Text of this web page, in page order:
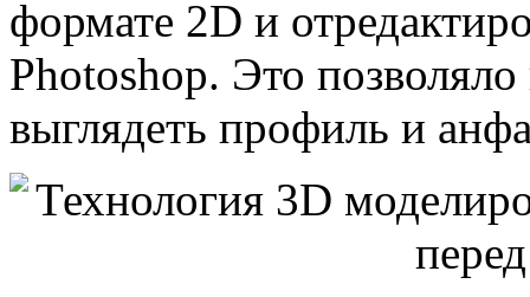
формате 2D и
Photoshop. Это
выглядеть профиль и